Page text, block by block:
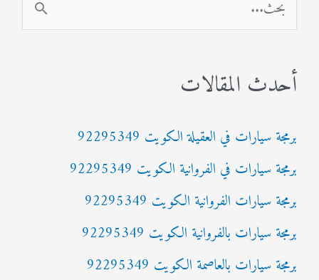
ل
ح
ع
ن
:
أحدث المقالات
برمجة سيارات في العقيلة الكويت 92295349
برمجة سيارات في الفروانية الكويت 92295349
برمجة سيارات الفروانية الكويت 92295349
برمجة سيارات بالفروانية الكويت 92295349
برمجة سيارات بالعاصمة الكويت 92295349